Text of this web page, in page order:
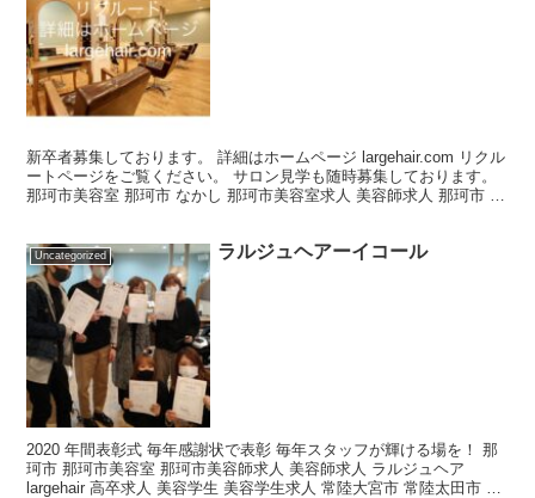
新卒者募集しております。 詳細はホームページ largehair.com リクル
ートページをご覧ください。 サロン見学も随時募集しております。
那珂市美容室 那珂市 なかし 那珂市美容室求人 美容師求人 那珂市 那
Uncategorized ラルジュヘアーイコール
2020 年間表彰式 毎年感謝状で表彰 毎年スタッフが輝ける場を！ 那
珂市 那珂市美容室 那珂市美容師求人 美容師求人 ラルジュヘア
largehair 高卒求人 美容学生 美容学生求人 常陸大宮市 常陸太田市 ひ